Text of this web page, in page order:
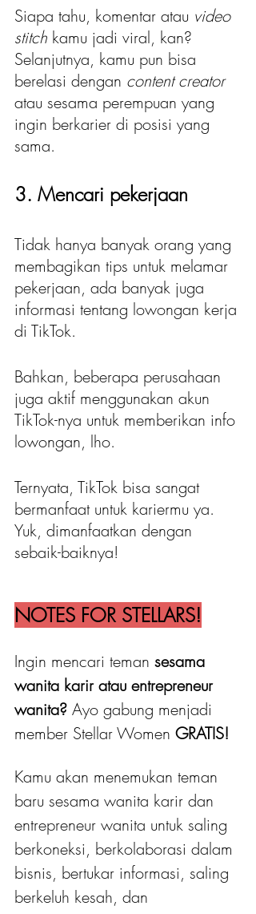
Siapa tahu, komentar atau video
stitch kamu jadi viral, kan?
Selanjutnya, kamu pun bisa
berelasi dengan content creator
atau sesama perempuan yang
ingin berkarier di posisi yang
sama.
3. Mencari pekerjaan
Tidak hanya banyak orang yang
membagikan tips untuk melamar
pekerjaan, ada banyak juga
informasi tentang lowongan kerja
di TikTok.
Bahkan, beberapa perusahaan
juga aktif menggunakan akun
TikTok-nya untuk memberikan info
lowongan, lho.
Ternyata, TikTok bisa sangat
bermanfaat untuk kariermu ya.
Yuk, dimanfaatkan dengan
sebaik-baiknya!
NOTES FOR STELLARS!
Ingin mencari teman sesama
wanita karir atau entrepreneur
wanita? Ayo gabung menjadi
member Stellar Women GRATIS!
Kamu akan menemukan teman
baru sesama wanita karir dan
entrepreneur wanita untuk saling
berkoneksi, berkolaborasi dalam
bisnis, bertukar informasi, saling
berkeluh kesah, dan